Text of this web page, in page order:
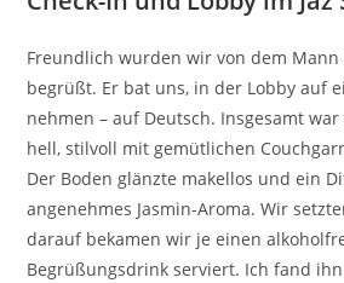
Freundlich wurden wir von dem Mann
begrüßt. Er bat uns, in der Lobby auf
nehmen – auf Deutsch. Insgesamt
hell, stilvoll mit gemütlichen
Der Boden glänzte makellos und ein
angenehmes Jasmin-Aroma. Wir
darauf bekamen wir je einen
Begrüßungsdrink serviert. Ich fand